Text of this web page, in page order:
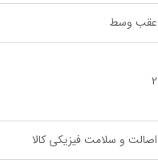
عقب وسط
2
اصالت و سلامت فیزیکی کالا